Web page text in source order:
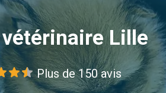
Lille
Plus de 150 avis